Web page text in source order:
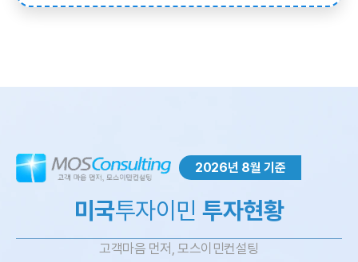
2026년 8월 기준
미국투자이민투자현황
고객마음 먼저, 모스이민컨설팅